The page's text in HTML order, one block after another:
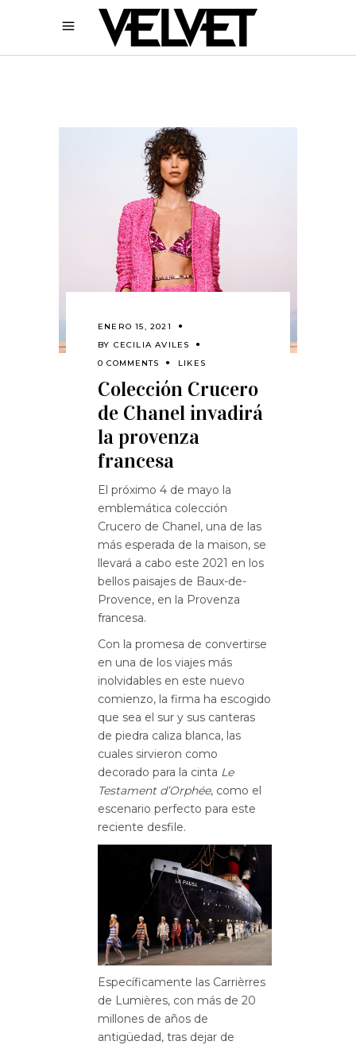
ENERO 15, 2021
BY CECILIA AVILES
0 COMMENTS
LIKES
Colección Crucero
de Chanel invadirá
la provenza
francesa
El próximo 4 de mayo la
emblemática colección
Crucero de Chanel, una de las
más esperada de la maison, se
llevará a cabo este 2021 en los
bellos paisajes de Baux-de-
Provence, en la Provenza
francesa.
Con la promesa de convertirse
en una de los viajes más
inolvidables en este nuevo
comienzo, la firma ha escogido
que sea el sur y sus canteras
de piedra caliza blanca, las
cuales sirvieron como
decorado para la cinta Le
Testament d’Orphée, como el
escenario perfecto para este
reciente desfile.
Específicamente las Carrièrres
de Lumières, con más de 20
millones de años de
antigüedad, tras dejar de